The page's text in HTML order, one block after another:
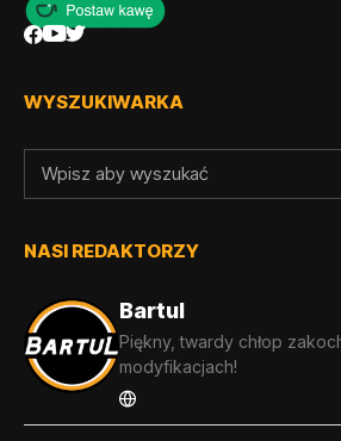
WYSZUKIWARKA
NASI REDAKTORZY
Bartul
Piękny, twardy chłop
modyfikacjach!